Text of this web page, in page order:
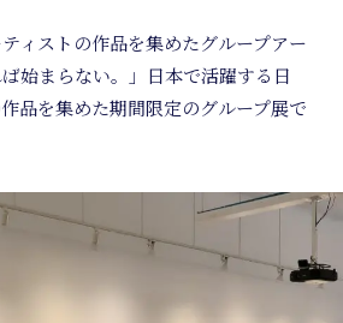
ィストの作品を集めたグループアー
始まらない。」日本で活躍する日
品を集めた期間限定のグループ展で